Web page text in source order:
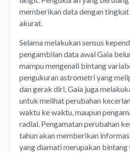
memberikan data dengan
akurat.
Selama melakukan sensus
pengambilan data awal Gaia
mampu mengenali bintang
pengukuran astrometri yang
dan gerak diri, Gaia juga
untuk melihat perubahan
waktu ke waktu, maupun
radial. Pengamatan perubahan
tahun akan memberikan
yang diamati merupakan bintang